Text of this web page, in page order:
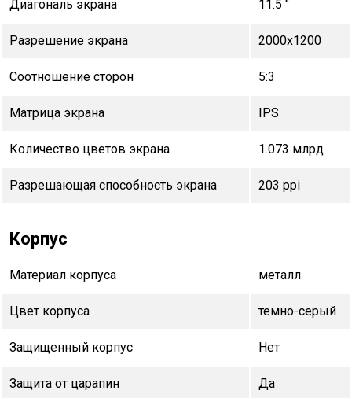
Диагональ экрана 11.5 "
Разрешение экрана 2000x1200
Соотношение сторон 5:3
Матрица экрана IPS
Количество цветов экрана 1.073 млрд
Разрешающая способность экрана 203 ppi
Корпус
Материал корпуса металл
Цвет корпуса темно-серый
Защищенный корпус Нет
Защита от царапин Да